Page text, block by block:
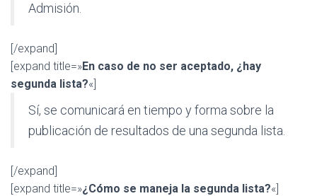
Admisión.
[/expand]
[expand title=»En caso de no ser aceptado, ¿hay
segunda lista?«]
Sí, se comunicará en tiempo y forma sobre la
publicación de resultados de una segunda lista.
[/expand]
[expand title=»¿Cómo se maneja la segunda lista?«]